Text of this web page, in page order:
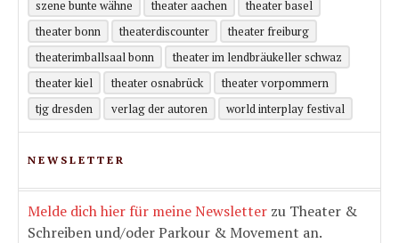
szene bunte wähne
theater aachen
theater basel
theater bonn
theaterdiscounter
theater freiburg
theaterimballsaal bonn
theater im lendbräukeller schwaz
theater kiel
theater osnabrück
theater vorpommern
tjg dresden
verlag der autoren world interplay festival
NEWSLETTER
Melde dich hier für meine Newsletter zu Theater &
Schreiben und/oder Parkour & Movement an.